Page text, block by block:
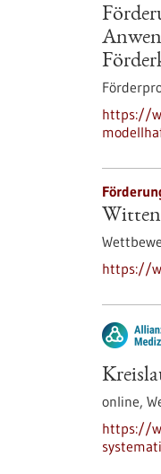
https://
https://
online,
https://